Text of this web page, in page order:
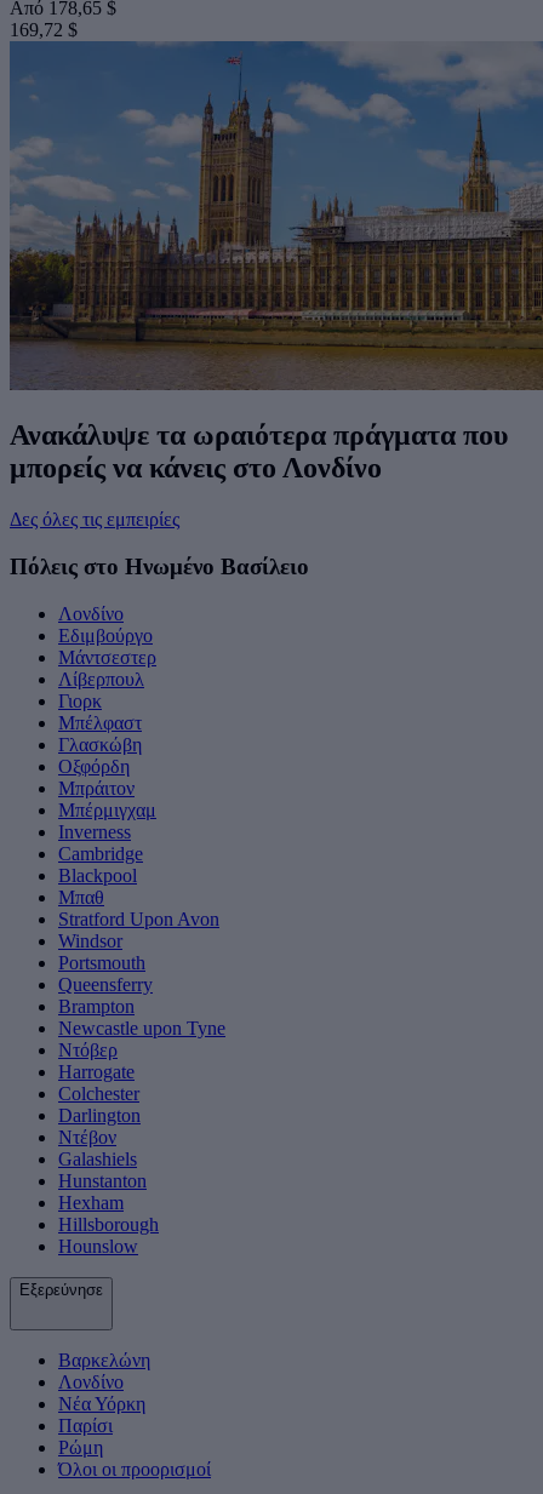
Από 178,65 $
169,72 $
Ανακάλυψε τα ωραιότερα πράγματα που
μπορείς να κάνεις στο Λονδίνο
Δες όλες τις εμπειρίες
Πόλεις στο Ηνωμένο Βασίλειο
Λονδίνο
Εδιμβούργο
Μάντσεστερ
Λίβερπουλ
Γιορκ
Μπέλφαστ
Γλασκώβη
Οξφόρδη
Μπράιτον
Μπέρμιγχαμ
Inverness
Cambridge
Blackpool
Μπαθ
Stratford Upon Avon
Windsor
Portsmouth
Queensferry
Brampton
Newcastle upon Tyne
Ντόβερ
Harrogate
Colchester
Darlington
Ντέβον
Galashiels
Hunstanton
Hexham
Hillsborough
Hounslow
Εξερεύνησε
Βαρκελώνη
Λονδίνο
Νέα Υόρκη
Παρίσι
Ρώμη
Όλοι οι προορισμοί